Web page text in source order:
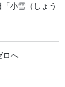
小雪（しょう
ロへ